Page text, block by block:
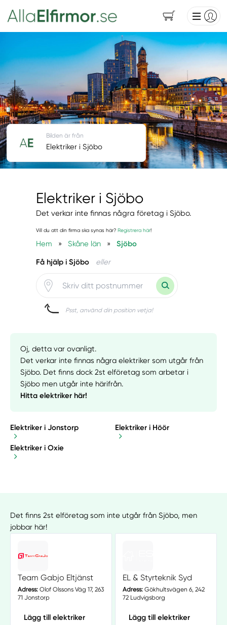
Elektriker i Sjöbo
Det verkar inte finnas några företag i Sjöbo.
Vill du att din firma ska synas här? Registrera här!
Hem » Skåne län » Sjöbo
Få hjälp i Sjöbo eller
Psst, använd din position vetja!
Bilden är från
Elektriker i Sjöbo
Oj, detta var ovanligt.
Det verkar inte finnas några elektriker som utgår från
Sjöbo. Det finns dock 2st elföretag som arbetar i
Sjöbo men utgår inte härifrån.
Hitta elektriker här!
Elektriker i Jonstorp Elektriker i Höör
Elektriker i Oxie
Det finns 2st elföretag som inte utgår från Sjöbo, men
jobbar här!
Team Gabjo Eltjänst
Adress:Olof Olssons Väg 17, 263
71 Jonstorp
Lägg till elektriker
EL & Styrteknik Syd
Adress:Gökhultsvägen 6, 242
72 Ludvigsborg
Lägg till elektriker